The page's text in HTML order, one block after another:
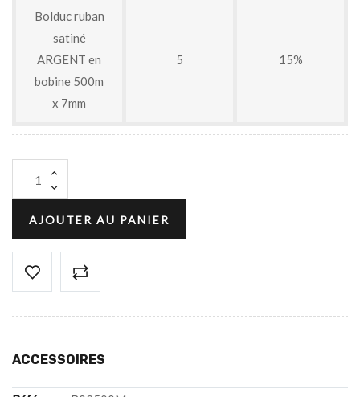
Bolduc ruban
satiné
ARGENT en
bobine 500m
x 7mm
5 15%
AJOUTER AU PANIER
ACCESSOIRES